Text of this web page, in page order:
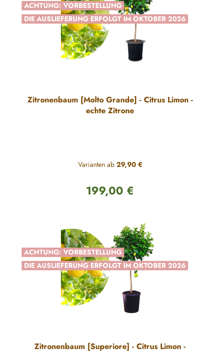
ACHTUNG: VORBESTELLUNG
DIE AUSLIEFERUNG ERFOLGT IM OKTOBER 2026
Zitronenbaum [Molto Grande] - Citrus Limon -
echte Zitrone
Varianten ab29,90 €
Regulärer Preis:
199,00 €
ACHTUNG: VORBESTELLUNG
DIE AUSLIEFERUNG ERFOLGT IM OKTOBER 2026
Zitronenbaum [Superiore] - Citrus Limon -